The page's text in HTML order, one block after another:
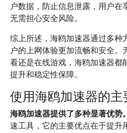
户数据，防止信息泄露，用户
无需担心安全风险。
综上所述，海鸥加速器通过多种
户的上网体验更加流畅和安全
看还是在线游戏，海鸥加速器都
提升和稳定性保障。
使用海鸥加速器的主
海鸥加速器提供了多种显著优势。
速工具，它的主要优点在于提升